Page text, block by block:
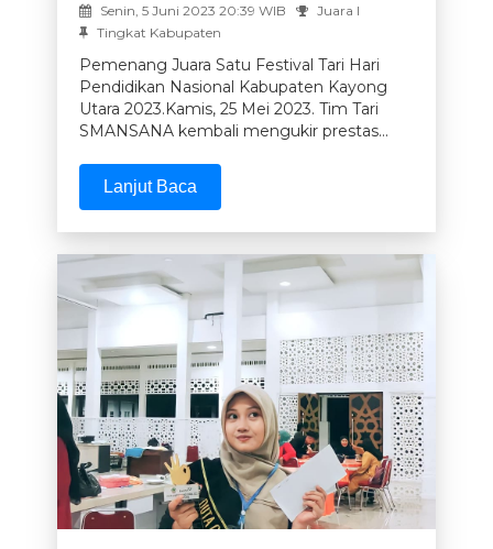
Senin, 5 Juni 2023 20:39 WIB
Juara I
Tingkat Kabupaten
Pemenang Juara Satu Festival Tari Hari
Pendidikan Nasional Kabupaten Kayong
Utara 2023.Kamis, 25 Mei 2023. Tim Tari
SMANSANA kembali mengukir prestas...
Lanjut Baca